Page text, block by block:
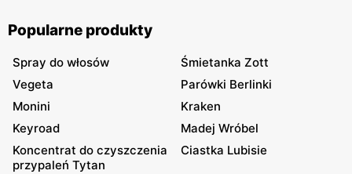
Popularne produkty
Spray do włosów
Śmietanka Zott
Vegeta
Parówki Berlinki
Monini
Kraken
Keyroad
Madej Wróbel
Koncentrat do czyszczenia
przypaleń Tytan
Ciastka Lubisie